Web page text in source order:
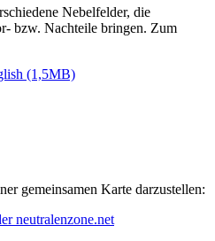
Nebelfelder, die
bzw. Nachteile bringen. Zum
(1,5MB)
gemeinsamen Karte darzustellen:
neutralenzone.net